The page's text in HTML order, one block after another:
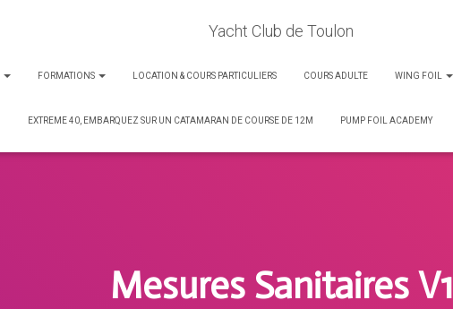
Yacht Club de Toulon
FORMATIONS LOCATION & COURS PARTICULIERS COURS ADULTE WING FOIL
EXTREME 40, EMBARQUEZ SUR UN CATAMARAN DE COURSE DE 12M PUMP FOIL ACADEMY
Mesures Sanitaires V1